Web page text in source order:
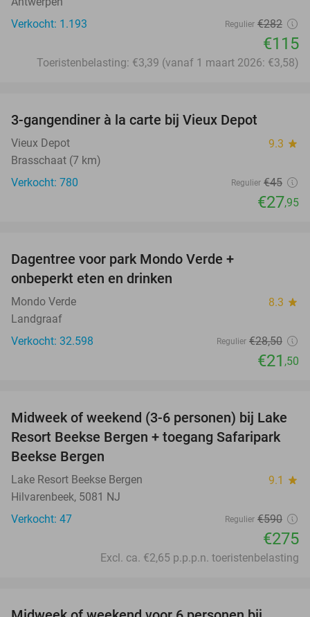
Verkocht: 1.193
Regulier €282
€115
Toeristenbelasting: €3,39 (vanaf 1 maart 2026: €3,58)
3-gangendiner à la carte bij Vieux Depot
Vieux Depot 9.3 star
Brasschaat (7 km)
Verkocht: 780
Regulier €45
€27,95
Dagentree voor park Mondo Verde +
onbeperkt eten en drinken
Mondo Verde 8.3 star
Landgraaf
Verkocht: 32.598
Regulier €28,50
€21 ,50
53%
Midweek of weekend (3-6 personen) bij Lake
Resort Beekse Bergen + toegang Safaripark
Beekse Bergen
Lake Resort Beekse Bergen 9.1 star
Hilvarenbeek, 5081 NJ
Verkocht: 47
Regulier €590
€275
Excl. ca. €2,65 p.p.p.n. toeristenbelasting